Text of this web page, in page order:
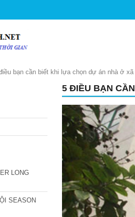
bạn cần biết khi lựa chọn dự án nhà ở
5 ĐIỀU BẠN
LONG
SEASON